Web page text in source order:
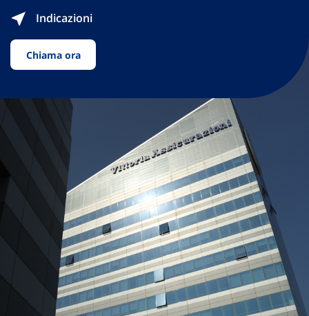
Indicazioni
Chiama ora